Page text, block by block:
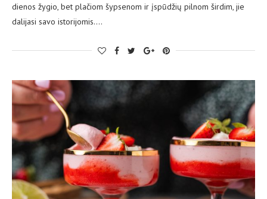
dienos žygio, bet plačiom šypsenom ir įspūdžių pilnom širdim, jie
dalijasi savo istorijomis.…